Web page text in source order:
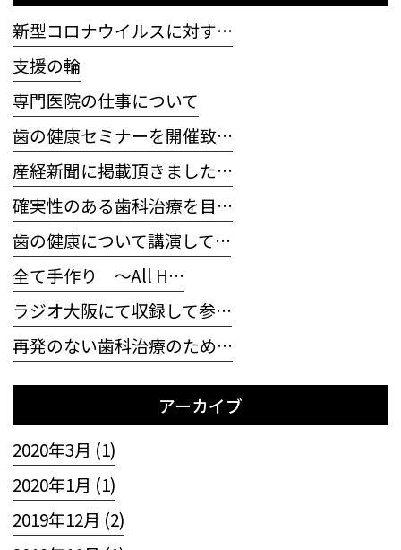
新型コロナウイルスに対す…
支援の輪
専門医院の仕事について
歯の健康セミナーを開催致…
産経新聞に掲載頂きました…
確実性のある歯科治療を目…
歯の健康について講演して…
全て手作り 〜All H…
ラジオ大阪にて収録して参…
再発のない歯科治療のため…
アーカイブ
2020年3月 (1)
2020年1月 (1)
2019年12月 (2)